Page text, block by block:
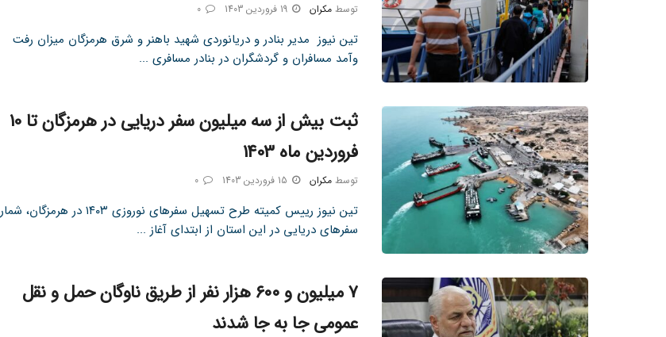
توسط مکران 19 فروردین 1403 0
تین نیوز مدیر بنادر و دریانوردی شهید باهنر و شرق هرمزگان میزان رفت
وآمد مسافران و گردشگران در بنادر مسافری ...
ثبت بیش از سه میلیون سفر دریایی در هرمزگان تا 10
فروردین ماه 1403
توسط مکران 0
تین نیوز رییس کمیته طرح تسهیل سفرهای نوروزی ۱۴۰۳ در هرمزگان، شمار
سفرهای دریایی در این استان از ابتدای آغاز ...
۷ میلیون و ۶۰۰ هزار نفر از طریق ناوگان حمل و نقل
عمومی جا به جا شدند